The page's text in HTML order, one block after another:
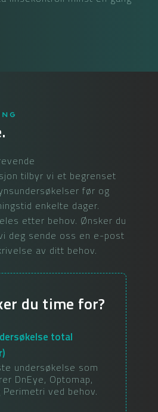
tilbyr vi et begrenset
før og
enkelte dager.
etter behov. Ønsker du
deg sende oss en e-post
av ditt behov.
du time for?
total
undersøkelse som
DnEye, Optomap,
Perimetri ved behov.